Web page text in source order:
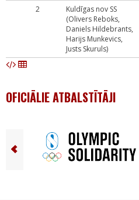
2
Kuldīgas nov SS
(Olivers Reboks,
Daniels Hildebrants,
Harijs Munkevics,
Justs Skuruls)
OFICIĀLIE ATBALSTĪTĀJI